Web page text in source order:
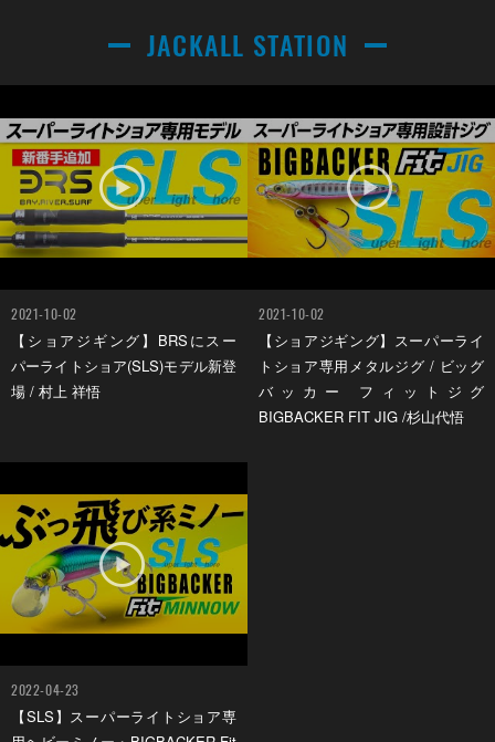
JACKALL STATION
2021-10-02
【ショアジギング】BRSにスー
パーライトショア(SLS)モデル新登
場 / 村上 祥悟
2021-10-02
【ショアジギング】スーパーライ
トショア専用メタルジグ / ビッグ
バッカー フィットジグ
BIGBACKER FIT JIG /杉山代悟
2022-04-23
【SLS】スーパーライトショア専